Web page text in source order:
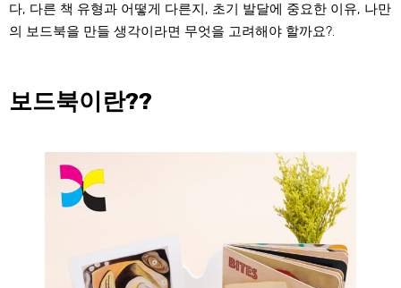
다, 다른 책 유형과 어떻게 다른지, 초기 발달에 중요한 이유, 나만
의 보드북을 만들 생각이라면 무엇을 고려해야 할까요?.
보드북이란??